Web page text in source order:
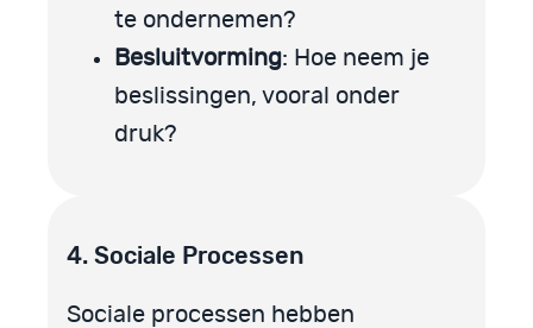
te ondernemen?
Besluitvorming: Hoe neem je
beslissingen, vooral onder
druk?
4. Sociale Processen
Sociale processen hebben